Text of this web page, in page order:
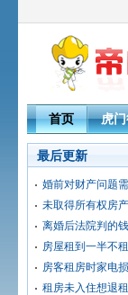
首页 虎
最后更新
婚前对财产问题
未取得所有权房
离婚后法院判的
房屋租到一半不
房客租房时家电
租房未入住想退